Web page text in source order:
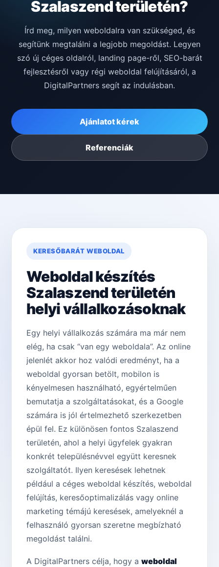
Szalaszend területén?
Írd meg, milyen weboldalra van szükséged, és
segítünk megtalálni a legjobb megoldást. Legyen
szó új céges oldalról, landing page-ről, SEO-barát
fejlesztésről vagy régi weboldal felújításáról, a
DigitalPartners segít az indulásban.
Ajánlatot kérek
Referenciák
KERESŐBARÁT WEBOLDAL
Weboldal készítés
Szalaszend területén
helyi vállalkozásoknak
Egy helyi vállalkozás számára ma már nem
elég, ha csak “van egy weboldala”. Az online
jelenlét akkor hoz valódi eredményt, ha a
weboldal gyorsan betölt, mobilon is
kényelmesen használható, egyértelműen
bemutatja a szolgáltatásokat, és a Google
számára is jól értelmezhető szerkezetben
épül fel. Ez különösen fontos Szalaszend
területén, ahol a helyi ügyfelek gyakran
konkrét településnévvel együtt keresnek
szolgáltatót. Ilyen keresések lehetnek
például a céges weboldal készítés, weboldal
felújítás, keresőoptimalizálás vagy online
marketing témájú keresések, amelyeknél a
felhasználó gyorsan szeretne megbízható
megoldást találni.
A DigitalPartners célja, hogy a weboldal